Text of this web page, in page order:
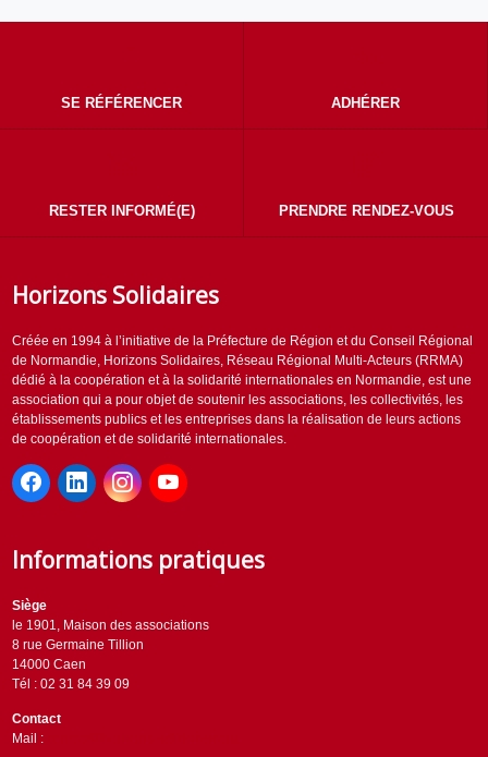
SE RÉFÉRENCER ADHÉRER
RESTER INFORMÉ(E) PRENDRE RENDEZ-VOUS
Horizons Solidaires
Créée en 1994 à l’initiative de la Préfecture de Région et du Conseil Régional
de Normandie, Horizons Solidaires, Réseau Régional Multi-Acteurs (RRMA)
dédié à la coopération et à la solidarité internationales en Normandie, est une
association qui a pour objet de soutenir les associations, les collectivités, les
établissements publics et les entreprises dans la réalisation de leurs actions
de coopération et de solidarité internationales.
Informations pratiques
Siège
le 1901, Maison des associations
8 rue Germaine Tillion
14000 Caen
Tél : 02 31 84 39 09
Contact
Mail :